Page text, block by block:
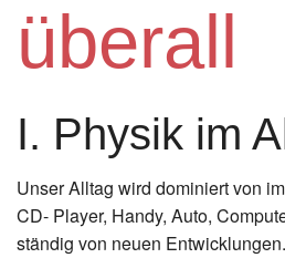
überall
I. Physik im
Unser Alltag wird dominiert von
CD- Player, Handy, Auto,
ständig von neuen